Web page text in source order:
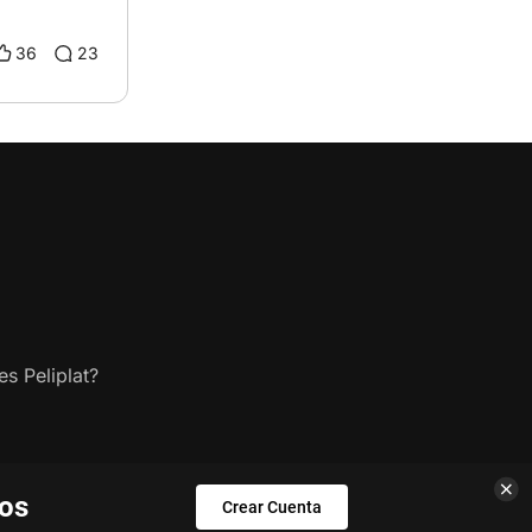
36 23
Crear Cuenta
Peliplat?